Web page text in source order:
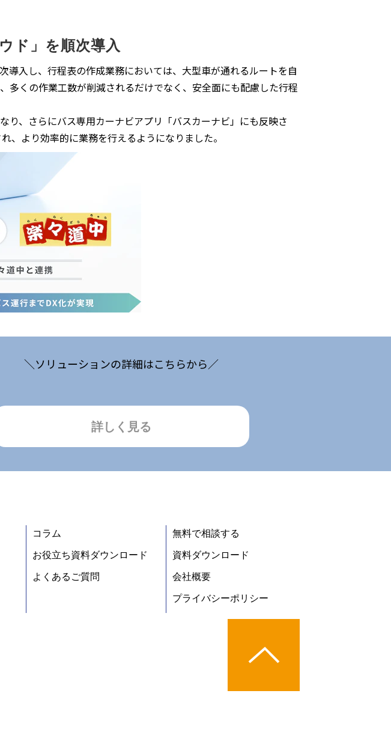
ド」を順次導入
入し、行程表の作成業務においては、大型車が通れるルートを自
多くの作業工数が削減されるだけでなく、安全面にも配慮した行程
、さらにバス専用カーナビアプリ「バスカーナビ」にも反映さ
、より効率的に業務を行えるようになりました。
＼ソリューションの詳細はこちらから／
詳しく見る
コラム
お役立ち資料ダウンロード
よくあるご質問
無料で相談する
資料ダウンロード
会社概要
プライバシーポリシー